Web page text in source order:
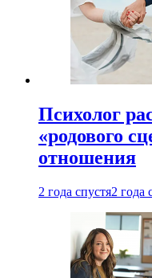
Психолог
«родового
отношения
2 года спустя2 года